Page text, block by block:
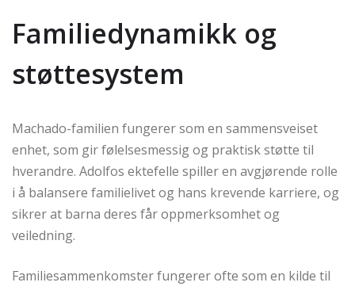
Familiedynamikk og
støttesystem
Machado-familien fungerer som en sammensveiset
enhet, som gir følelsesmessig og praktisk støtte til
hverandre. Adolfos ektefelle spiller en avgjørende rolle
i å balansere familielivet og hans krevende karriere, og
sikrer at barna deres får oppmerksomhet og
veiledning.
Familiesammenkomster fungerer ofte som en kilde til